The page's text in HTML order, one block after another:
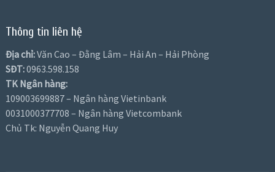
Thông tin liên hệ
Địa chỉ:Văn Cao – Đằng Lâm – Hải An – Hải Phòng
SĐT:0963.598.158
TK Ngân hàng:
109003699887 – Ngân hàng Vietinbank
0031000377708 – Ngân hàng Vietcombank
Chủ Tk: Nguyễn Quang Huy